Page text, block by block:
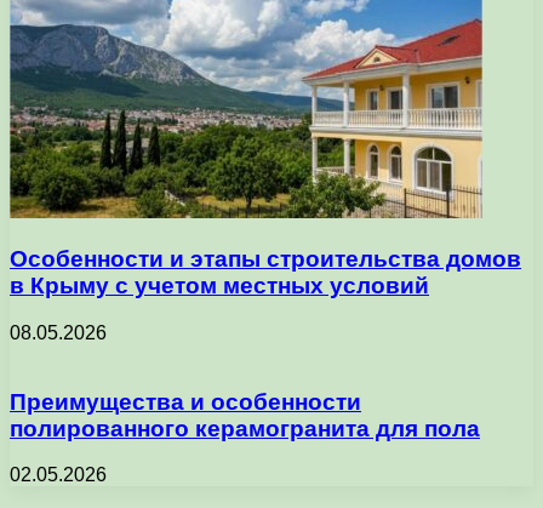
Особенности и этапы строительства домов
в Крыму с учетом местных условий
08.05.2026
Преимущества и особенности
полированного керамогранита для пола
02.05.2026